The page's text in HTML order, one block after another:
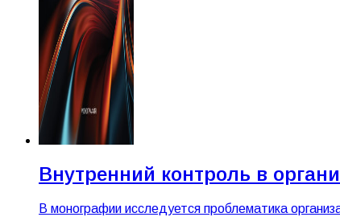
Внутренний контроль в
В монографии исследуется проблематика